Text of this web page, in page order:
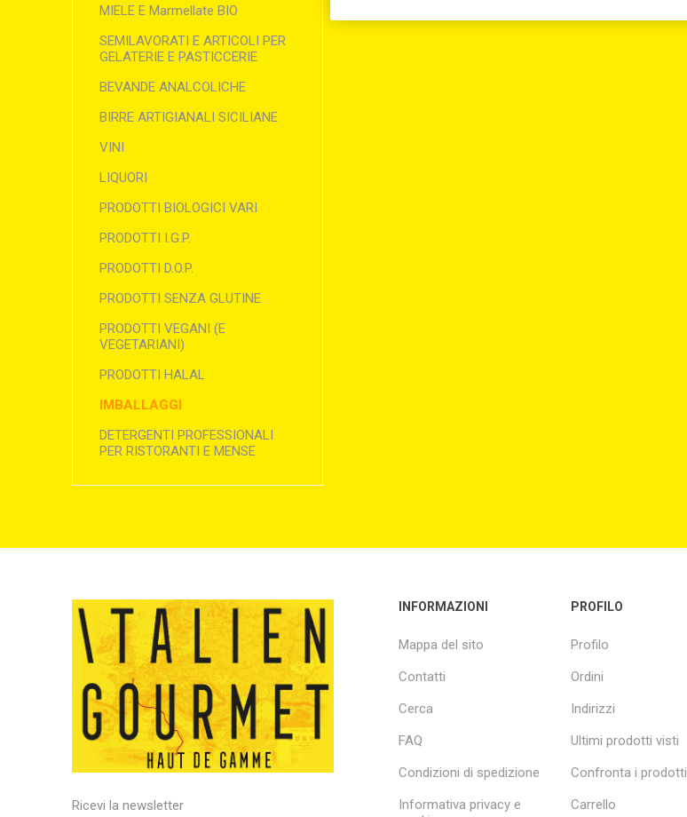
MIELE E Marmellate BIO
SEMILAVORATI E ARTICOLI PER
GELATERIE E PASTICCERIE
BEVANDE ANALCOLICHE
BIRRE ARTIGIANALI SICILIANE
VINI
LIQUORI
PRODOTTI BIOLOGICI VARI
PRODOTTI I.G.P.
PRODOTTI D.O.P.
PRODOTTI SENZA GLUTINE
PRODOTTI VEGANI (E
VEGETARIANI)
PRODOTTI HALAL
IMBALLAGGI
DETERGENTI PROFESSIONALI
PER RISTORANTI E MENSE
Ricevi la newsletter
INFORMAZIONI
Mappa del sito
Contatti
Cerca
FAQ
Condizioni di spedizione
Informativa privacy e
PROFILO
Profilo
Ordini
Indirizzi
Ultimi prodotti visti
Confronta i prodotti
Carrello